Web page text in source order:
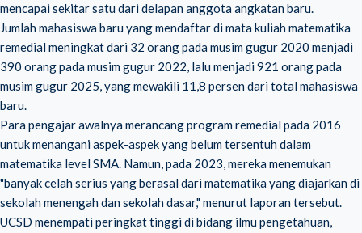
mencapai sekitar satu dari delapan anggota angkatan baru.
Jumlah mahasiswa baru yang mendaftar di mata kuliah matematika
remedial meningkat dari 32 orang pada musim gugur 2020 menjadi
390 orang pada musim gugur 2022, lalu menjadi 921 orang pada
musim gugur 2025, yang mewakili 11,8 persen dari total mahasiswa
baru.
Para pengajar awalnya merancang program remedial pada 2016
untuk menangani aspek-aspek yang belum tersentuh dalam
matematika level SMA. Namun, pada 2023, mereka menemukan
"banyak celah serius yang berasal dari matematika yang diajarkan di
sekolah menengah dan sekolah dasar," menurut laporan tersebut.
UCSD menempati peringkat tinggi di bidang ilmu pengetahuan,